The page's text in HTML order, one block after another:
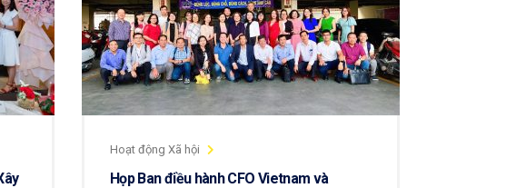
Hoạt động Xã hội
Họp Ban điều hành CFO Vietnam và